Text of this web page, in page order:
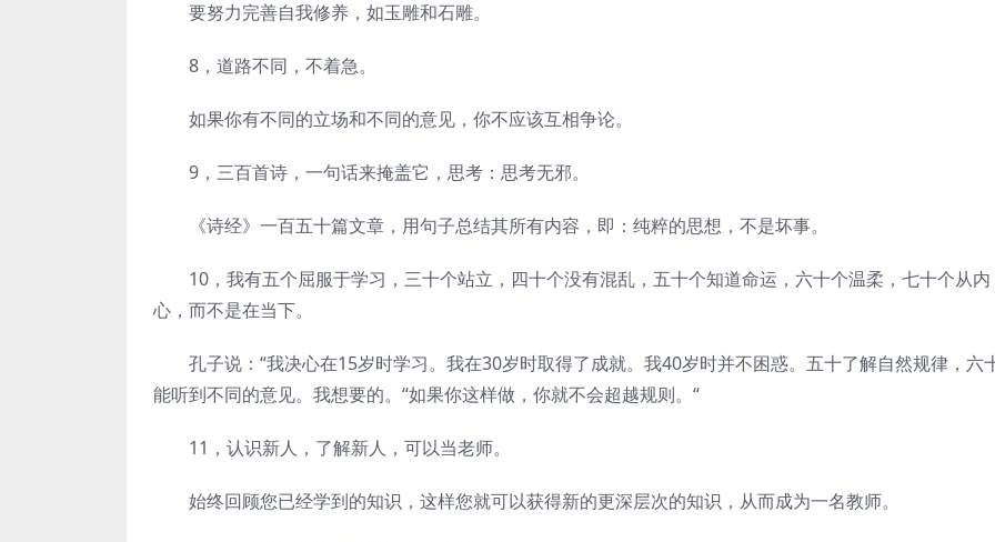
要努力完善自我修养，如玉雕和石雕。
8，道路不同，不着急。
如果你有不同的立场和不同的意见，你不应该互相争论。
9，三百首诗，一句话来掩盖它，思考：思考无邪。
《诗经》一百五十篇文章，用句子总结其所有内容，即：纯粹的思想，不是坏事。
10，我有五个屈服于学习，三十个站立，四十个没有混乱，五十个知道命运，六十个温柔，七十个从内
心，而不是在当下。
孔子说：“我决心在15岁时学习。我在30岁时取得了成就。我40岁时并不困惑。五十了解自然规律，六
能听到不同的意见。我想要的。“如果你这样做，你就不会超越规则。“
11，认识新人，了解新人，可以当老师。
始终回顾您已经学到的知识，这样您就可以获得新的更深层次的知识，从而成为一名教师。